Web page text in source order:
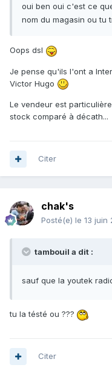
oui ben oui c'est ce
nom du magasin ou tu
Oops dsl
Je pense qu'ils l'ont a
Victor Hugo
Le vendeur est
stock comparé à décath...
Citer
chak's
Posté(e) le 13 juin
tambouil a dit :
sauf que la youtek
tu la tésté ou ???
Citer